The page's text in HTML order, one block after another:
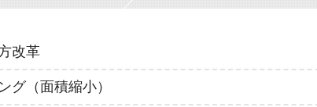
改革
グ（面積縮小）